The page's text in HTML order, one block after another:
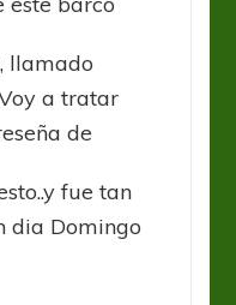
llamado
a tratar
de
fue tan
dia Domingo